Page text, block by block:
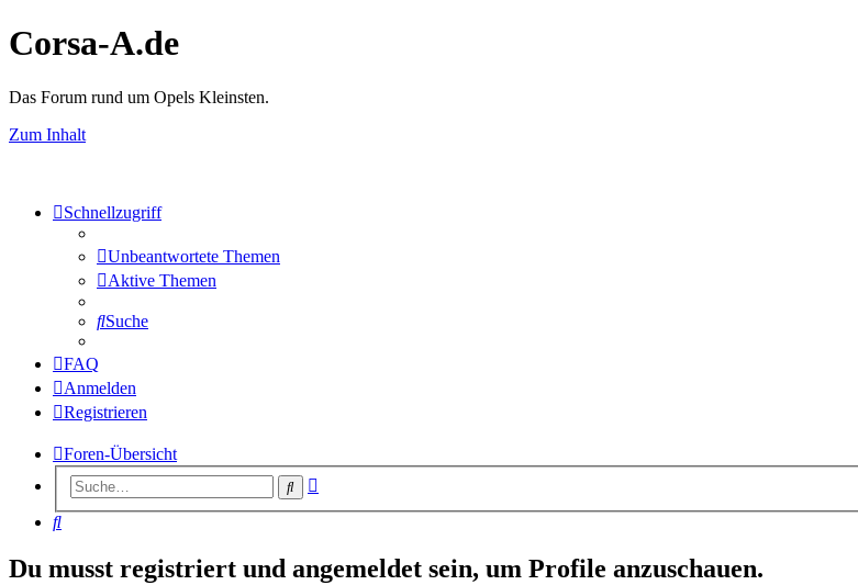
Corsa-A.de
Das Forum rund um Opels Kleinsten.
Zum Inhalt
Schnellzugriff
Unbeantwortete Themen
Aktive Themen
Suche
FAQ
Anmelden
Registrieren
Foren-Übersicht
Suche
Suche
Du musst registriert und angemeldet sein, um Profile anzuschauen.